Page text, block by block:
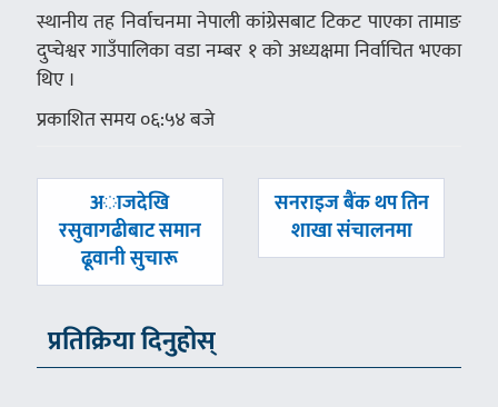
स्थानीय तह निर्वाचनमा नेपाली कांग्रेसबाट टिकट पाएका तामाङ
दुप्चेश्वर गाउँपालिका वडा नम्बर १ को अध्यक्षमा निर्वाचित भएका
थिए ।
प्रकाशित समय ०६:५४ बजे
पछिल्लाे
-
अाजदेखि
रसुवागढीबाट समान
ढूवानी सुचारू
अघिल्लाे
सनराइज बैंक थप तिन
शाखा संचालनमा
प्रतिक्रिया दिनुहोस्